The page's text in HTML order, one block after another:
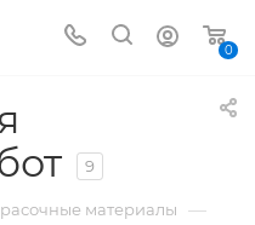
0
9
материалы —